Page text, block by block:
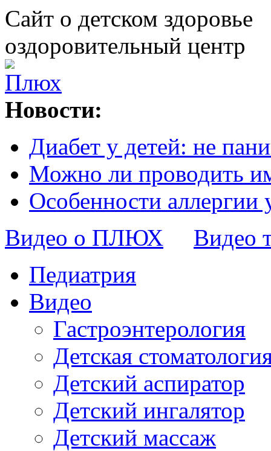
Сайт о детском здоровье
оздоровительный центр
Новости:
Диабет у детей: не
Можно ли проводить
Особенности аллергии
Видео о ПЛЮХ
Видео
Педиатрия
Видео
Гастроэнтерология
Детская
Детский аспиратор
Детский ингалятор
Детский массаж